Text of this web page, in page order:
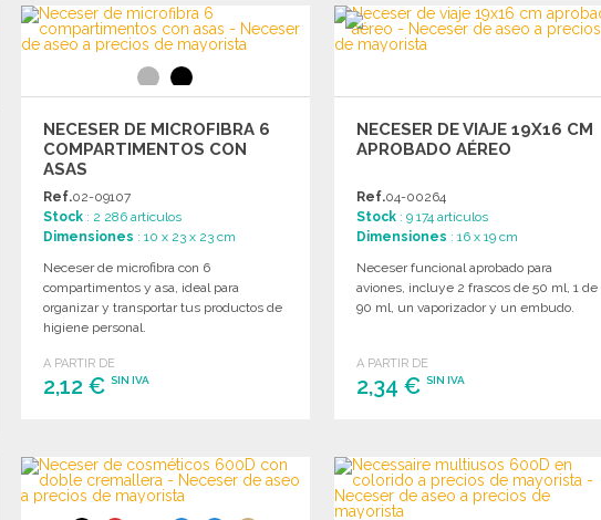
Solicitar un presupuesto Solicitar un presupuesto
NECESER DE MICROFIBRA 6
COMPARTIMENTOS CON
ASAS
Ref.02-09107
Stock : 2 286 artículos
Dimensiones : 10 x 23 x 23 cm
Neceser de microfibra con 6
compartimentos y asa, ideal para
organizar y transportar tus productos de
higiene personal.
A PARTIR DE
2,12 €SIN IVA
Solicitar un presupuesto
NECESER DE VIAJE 19X16 CM
APROBADO AÉREO
Ref.04-00264
Stock : 9 174 artículos
Dimensiones : 16 x 19 cm
Neceser funcional aprobado para
aviones, incluye 2 frascos de 50 ml, 1 de
90 ml, un vaporizador y un embudo.
A PARTIR DE
2,34 €SIN IVA
Solicitar un presupuesto